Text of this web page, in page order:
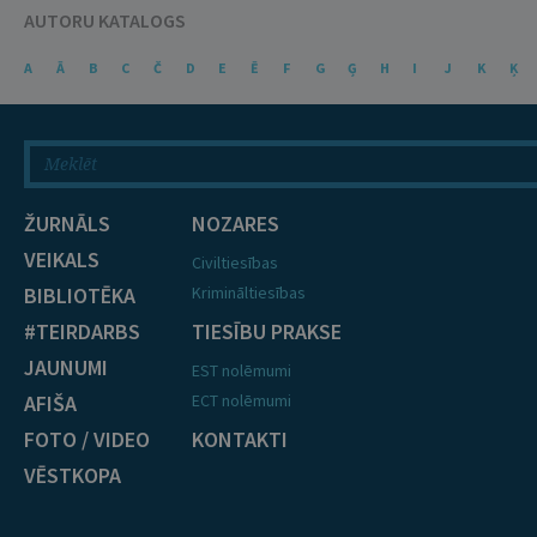
AUTORU KATALOGS
A Ā B C Č D E Ē F G Ģ H I J K Ķ
ŽURNĀLS
VEIKALS
BIBLIOTĒKA
#TEIRDARBS
JAUNUMI
AFIŠA
FOTO / VIDEO
VĒSTKOPA
NOZARES
Civiltiesības
Krimināltiesības
TIESĪBU PRAKSE
EST nolēmumi
ECT nolēmumi
KONTAKTI